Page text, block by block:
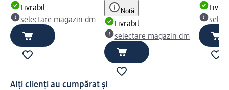
Livrabil
selectare magazin dm
Notă
Livrabil
selectare magazin dm
Alți clienți au cumpărat și